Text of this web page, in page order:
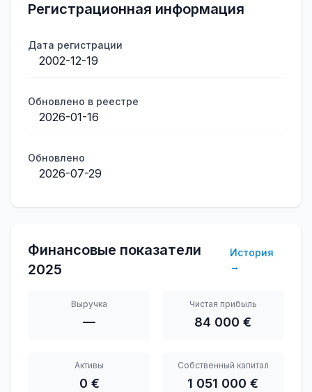
Регистрационная информация
Дата регистрации
2002-12-19
Обновлено в реестре
2026-01-16
Обновлено
2026-07-29
Финансовые показатели
2025
История
→
Выручка
—
Чистая прибыль
84 000 €
Активы
0 €
Собственный капитал
1 051 000 €